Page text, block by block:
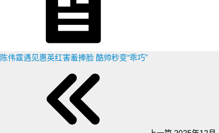
陈伟霆遇见惠英红害羞捧脸 酷帅秒变“乖巧”